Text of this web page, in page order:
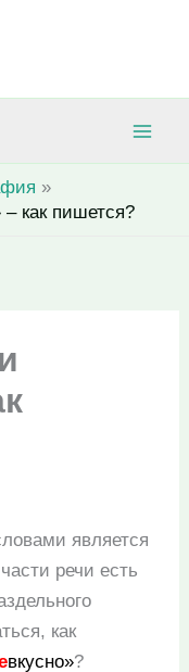
как пишется?
является
речи есть
как
вкусно»?